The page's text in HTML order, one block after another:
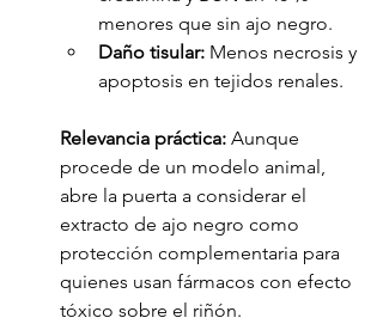
menores que sin ajo negro.
Daño tisular: Menos necrosis y
apoptosis en tejidos renales.
Relevancia práctica: Aunque
procede de un modelo animal,
abre la puerta a considerar el
extracto de ajo negro como
protección complementaria para
quienes usan fármacos con efecto
tóxico sobre el riñón.